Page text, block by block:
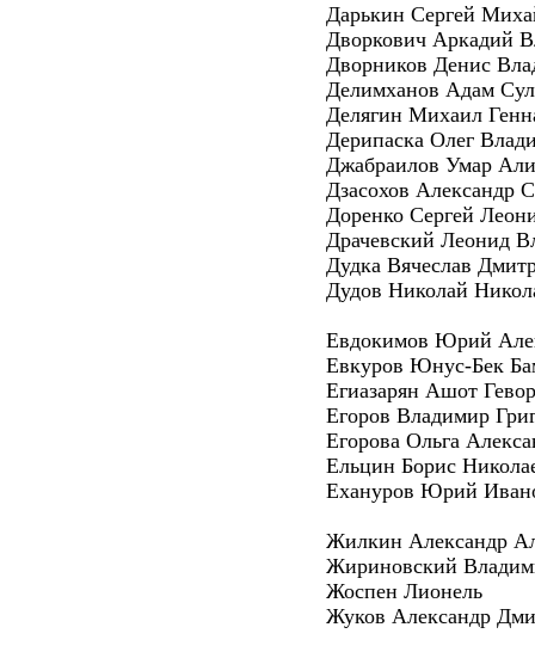
Дарькин Сергей
Дворкович Аркадий
Дворников Денис
Делимханов Адам
Делягин Михаил
Дерипаска Олег
Джабраилов Умар
Дзасохов Александр
Доренко Сергей
Драчевский Леонид
Дудка Вячеслав
Дудов Николай
Евдокимов Юрий
Евкуров Юнус-Бек
Егиазарян Ашот
Егоров Владимир
Егорова Ольга
Ельцин Борис
Ехануров Юрий
Жилкин Александр
Жириновский
Жоспен Лионель
Жуков Александр